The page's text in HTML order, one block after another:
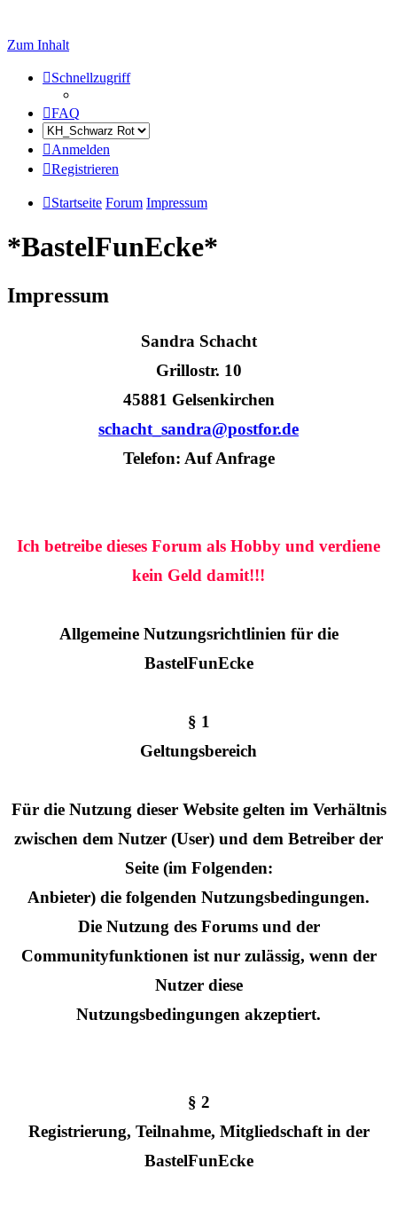
Zum Inhalt
Schnellzugriff
FAQ
Anmelden
Registrieren
Startseite Forum Impressum
*BastelFunEcke*
Impressum
Sandra Schacht
Grillostr. 10
45881 Gelsenkirchen
schacht_sandra@postfor.de
Telefon: Auf Anfrage
Ich betreibe dieses Forum als Hobby und verdiene
kein Geld damit!!!
Allgemeine Nutzungsrichtlinien für die
BastelFunEcke
§ 1
Geltungsbereich
Für die Nutzung dieser Website gelten im Verhältnis
zwischen dem Nutzer (User) und dem Betreiber der
Seite (im Folgenden:
Anbieter) die folgenden Nutzungsbedingungen.
Die Nutzung des Forums und der
Communityfunktionen ist nur zulässig, wenn der
Nutzer diese
Nutzungsbedingungen akzeptiert.
§ 2
Registrierung, Teilnahme, Mitgliedschaft in der
BastelFunEcke